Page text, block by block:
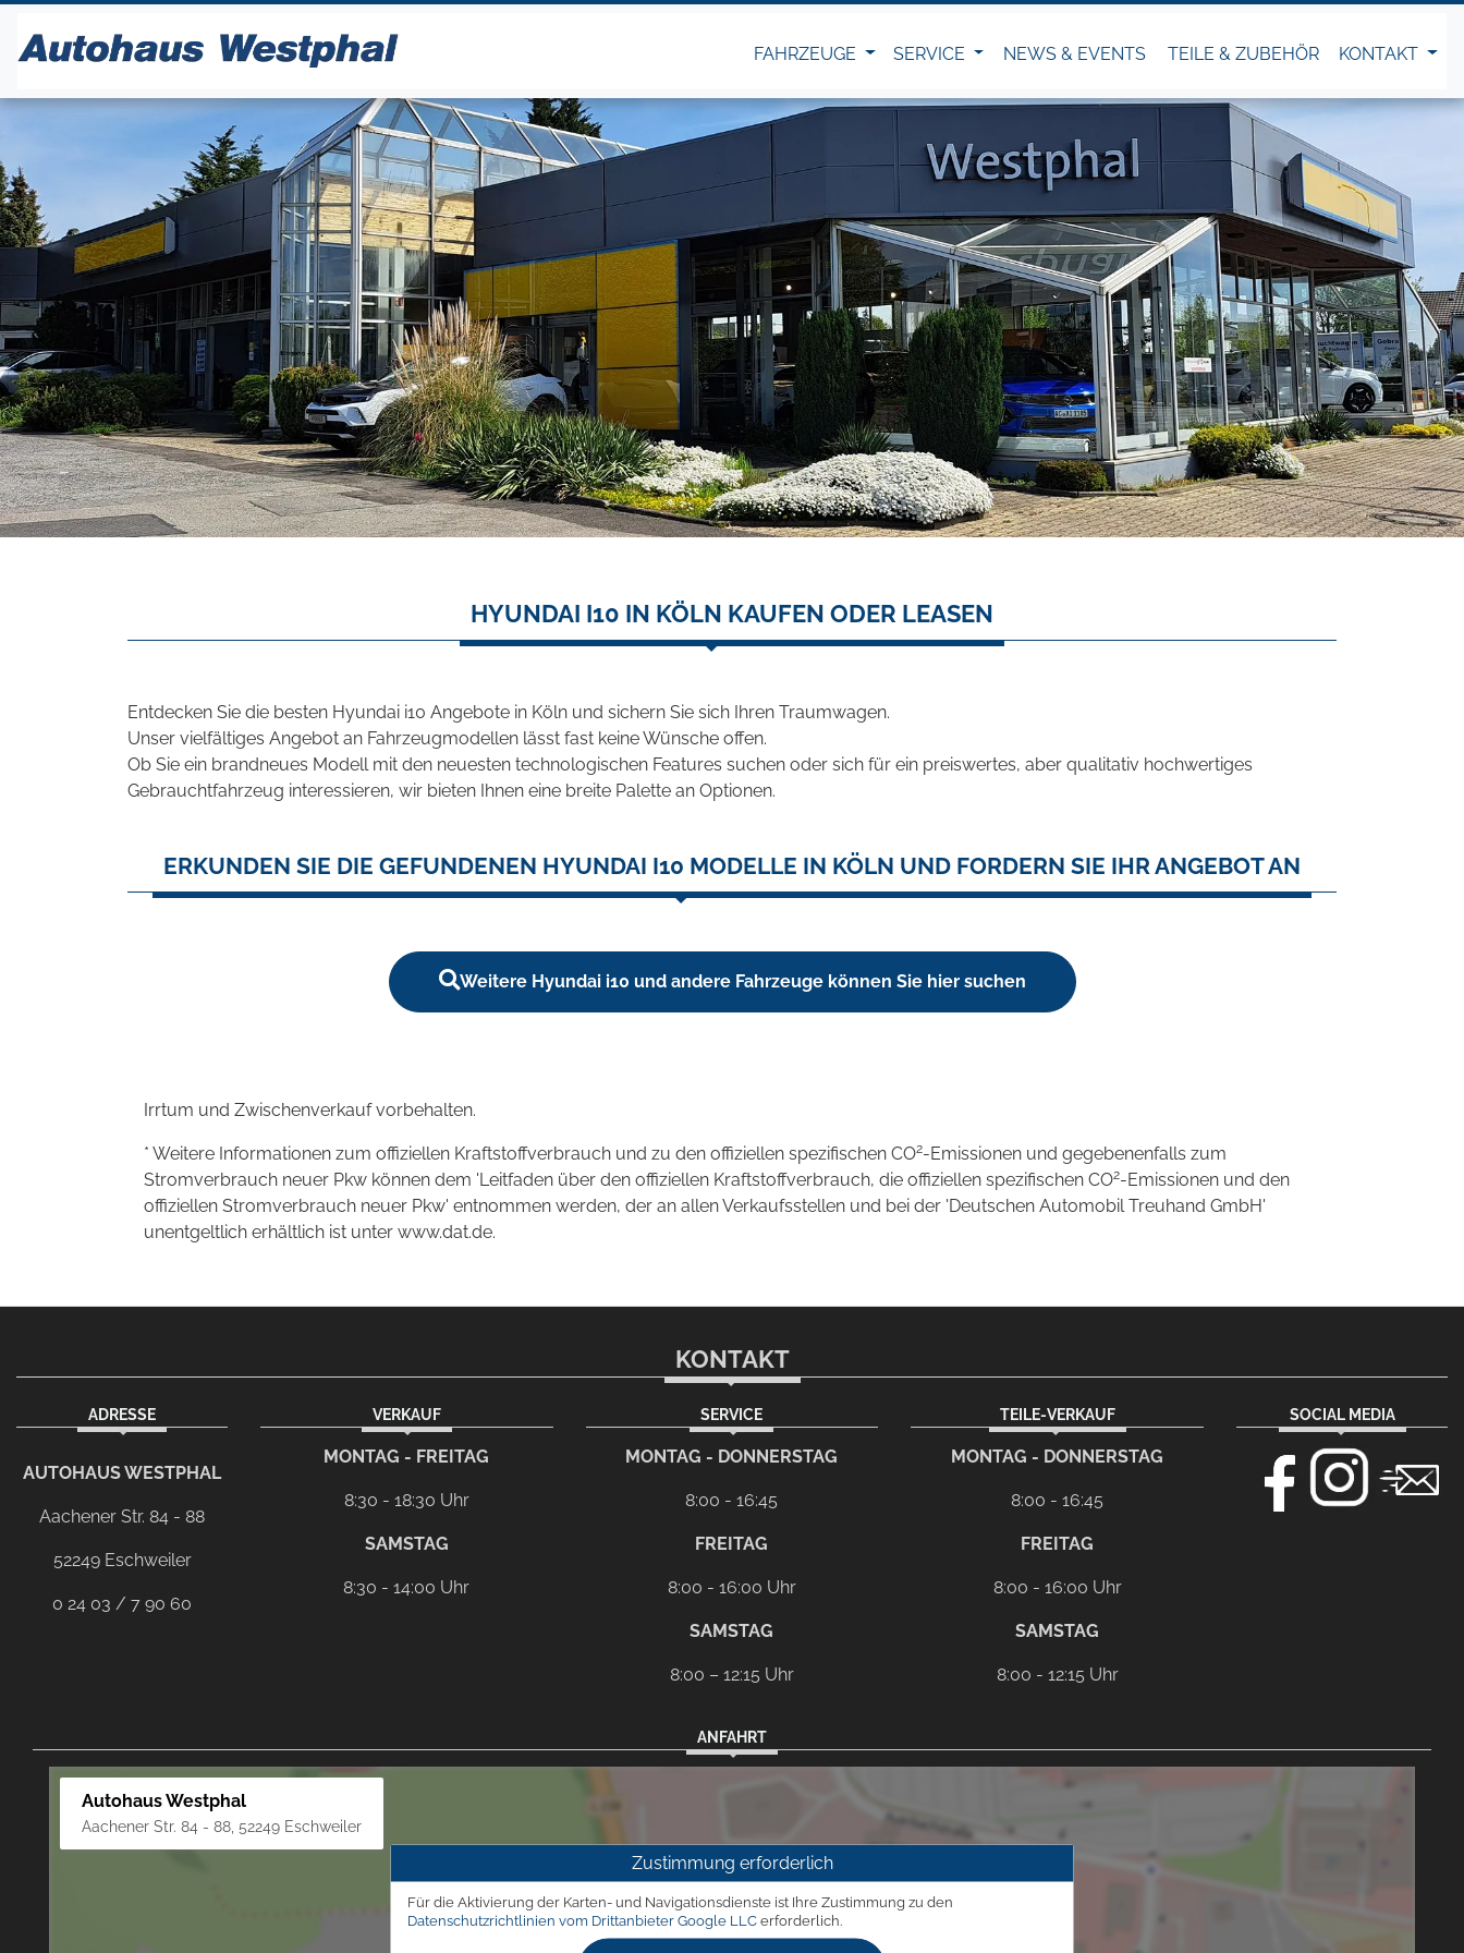
FAHRZEUGE SERVICE NEWS & EVENTS TEILE & ZUBEHÖR KONTAKT
HYUNDAI I10 IN KÖLN KAUFEN ODER LEASEN
Entdecken Sie die besten Hyundai i10 Angebote in Köln und sichern Sie sich Ihren Traumwagen.
Unser vielfältiges Angebot an Fahrzeugmodellen lässt fast keine Wünsche offen.
Ob Sie ein brandneues Modell mit den neuesten technologischen Features suchen oder sich für ein preiswertes, aber qualitativ hochwertiges
Gebrauchtfahrzeug interessieren, wir bieten Ihnen eine breite Palette an Optionen.
ERKUNDEN SIE DIE GEFUNDENEN HYUNDAI I10 MODELLE IN KÖLN UND FORDERN SIE IHR ANGEBOT AN
Weitere Hyundai i10 und andere Fahrzeuge können Sie hier suchen
Irrtum und Zwischenverkauf vorbehalten.
* Weitere Informationen zum offiziellen Kraftstoffverbrauch und zu den offiziellen spezifischen CO2-Emissionen und gegebenenfalls zum
Stromverbrauch neuer Pkw können dem 'Leitfaden über den offiziellen Kraftstoffverbrauch, die offiziellen spezifischen CO2-Emissionen und den
offiziellen Stromverbrauch neuer Pkw' entnommen werden, der an allen Verkaufsstellen und bei der 'Deutschen Automobil Treuhand GmbH'
unentgeltlich erhältlich ist unter www.dat.de.
KONTAKT
ADRESSE
AUTOHAUS WESTPHAL
Aachener Str. 84 - 88
52249 Eschweiler
0 24 03 / 7 90 60
VERKAUF
MONTAG - FREITAG
8:30 - 18:30 Uhr
SAMSTAG
8:30 - 14:00 Uhr
SERVICE
MONTAG - DONNERSTAG
8:00 - 16:45
FREITAG
8:00 - 16:00 Uhr
SAMSTAG
8:00 – 12:15 Uhr
TEILE-VERKAUF
MONTAG - DONNERSTAG
8:00 - 16:45
FREITAG
8:00 - 16:00 Uhr
SAMSTAG
8:00 - 12:15 Uhr
SOCIAL MEDIA
Dieser Link führt zu Ihrem eMail-Programm
ANFAHRT
Autohaus Westphal
Aachener Str. 84 - 88, 52249 Eschweiler
Zustimmung erforderlich
Für die Aktivierung der Karten- und Navigationsdienste ist Ihre Zustimmung zu den
Datenschutzrichtlinien vom Drittanbieter Google LLCerforderlich.